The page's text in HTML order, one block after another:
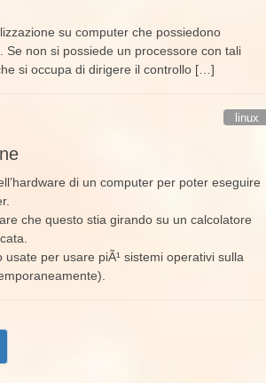
su computer che possiedono
Se non si possiede un processore con tali
si occupa di dirigere il controllo […]
linux
di un computer per poter eseguire
che questo stia girando su un calcolatore
per usare piÃ¹ sistemi operativi sulla